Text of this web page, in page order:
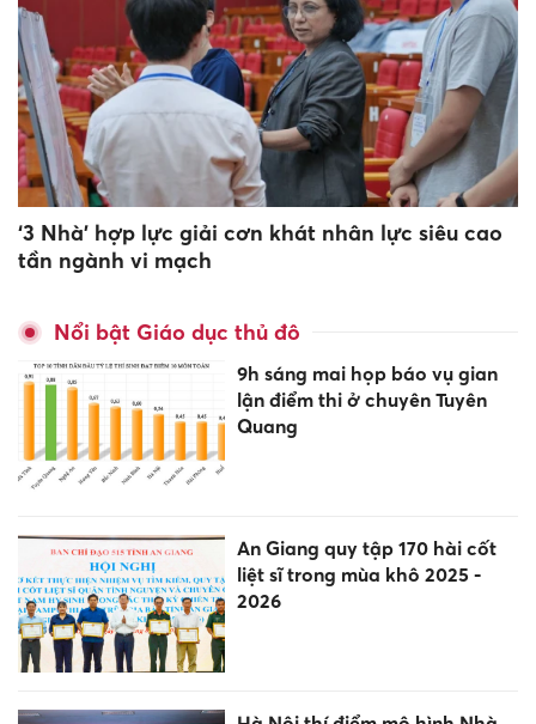
‘3 Nhà’ hợp lực giải cơn khát nhân lực siêu cao
tần ngành vi mạch
Nổi bật Giáo dục thủ đô
9h sáng mai họp báo vụ gian
lận điểm thi ở chuyên Tuyên
Quang
An Giang quy tập 170 hài cốt
liệt sĩ trong mùa khô 2025 -
2026